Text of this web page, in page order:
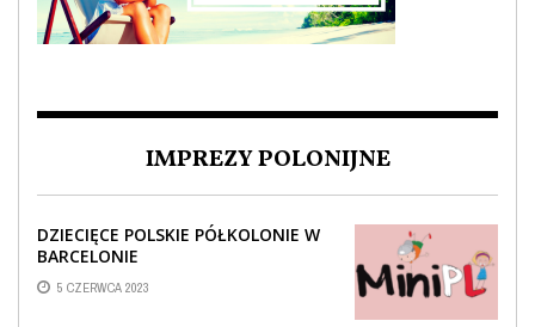
IMPREZY POLONIJNE
DZIECIĘCE POLSKIE PÓŁKOLONIE W
BARCELONIE
5 CZERWCA 2023